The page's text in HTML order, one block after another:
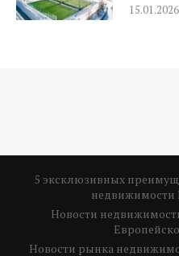
15.01.2026
5 эксклюзивных
недвижимости
Новости
Новости рынка